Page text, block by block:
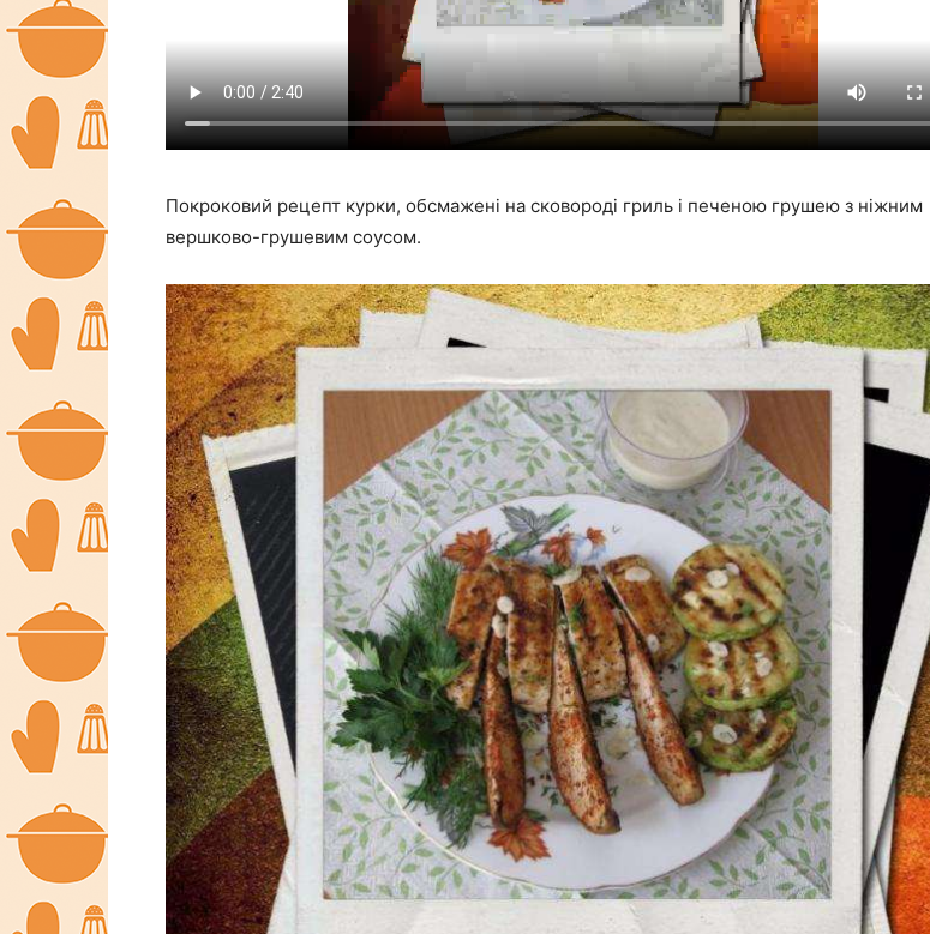
Покроковий рецепт курки, обсмажені на сковороді гриль і печеною грушею з ніжним
вершково-грушевим соусом.